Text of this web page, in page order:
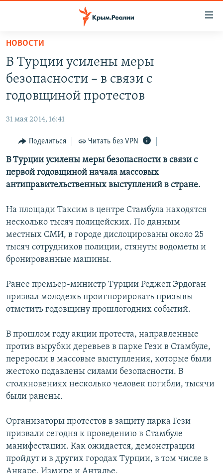
Вернуться
основному
содержанию
главной
Вернутся
поиску
СПЕЦПРОЕКТЫ
11 ЛЕТ ОККУПАЦИИ КРЫМА. 11 ИСТОРИЙ СОПРОТИВЛЕНИЯ
ЕЩЕ
ИНТЕРАКТИВ
ИНФОГРАФИКА
ТЕЛЕПРОЕКТ КРЫМ.РЕАЛИИ
ПРОПАВШИЕ БЕЗ ВЕСТИ
ПОБЕДИТЕЛЕЙ НЕ СУДЯТ?
КРЫМ.НЕПОКОРЕННЫЙ
УКРАИНСКАЯ ПРОБЛЕМА КРЫМА
РАДІО СВОБОДА
КАК ОБОЙТИ БЛОКИРОВКУ
Українською
Qırımtatar
ПРИСОЕДИНЯЙТЕСЬ!
Все сайты RFE/RL
НОВОСТИ
В Турции усилены меры
безопасности – в связи с
годовщиной протестов
31 мая 2014, 16:41
Поделиться Читать без VPN
В Турции усилены меры безопасности в связи с
первой годовщиной начала массовых
антиправительственных выступлений в стране.
На площади Таксим в центре Стамбула находятся
несколько тысяч полицейских. По данным
местных СМИ, в городе дислоцированы около 25
тысяч сотрудников полиции, стянуты водометы и
бронированные машины.
Ранее премьер-министр Турции Реджеп Эрдоган
призвал молодежь проигнорировать призывы
отметить годовщину прошлогодних событий.
В прошлом году акции протеста, направленные
против вырубки деревьев в парке Гези в Стамбуле,
переросли в массовые выступления, которые были
жестоко подавлены силами безопасности. В
столкновениях несколько человек погибли, тысячи
были ранены.
Организаторы протестов в защиту парка Гези
призвали сегодня к проведению в Стамбуле
манифестации. Как ожидается, демонстрации
пройдут и в других городах Турции, в том числе в